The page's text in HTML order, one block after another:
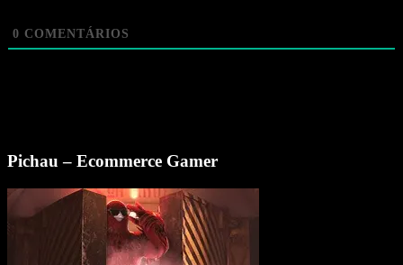
0 COMENTÁRIOS
Pichau – Ecommerce Gamer